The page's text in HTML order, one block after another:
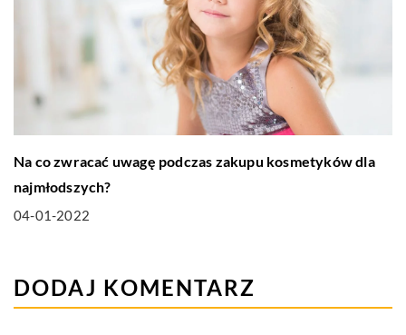
Na co zwracać uwagę podczas zakupu kosmetyków dla
najmłodszych?
04-01-2022
DODAJ KOMENTARZ